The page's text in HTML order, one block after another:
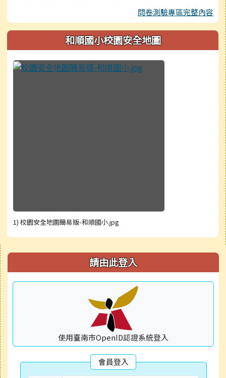
問卷測驗專區完整內容
和順國小校園安全地圖
1) 校園安全地圖簡易版-和順國小.jpg
右邊區域內容 請由此登入
使用臺南市OpenID認證系統登入
會員登入